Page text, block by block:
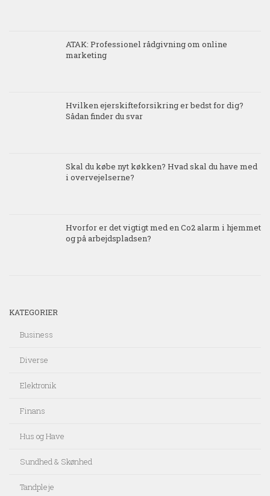
ATAK: Professionel rådgivning om online
marketing
Hvilken ejerskifteforsikring er bedst for dig?
Sådan finder du svar
Skal du købe nyt køkken? Hvad skal du have med
i overvejelserne?
Hvorfor er det vigtigt med en Co2 alarm i hjemmet
og på arbejdspladsen?
KATEGORIER
Business
Diverse
Elektronik
Finans
Hus og Have
Sundhed & Skønhed
Tandpleje